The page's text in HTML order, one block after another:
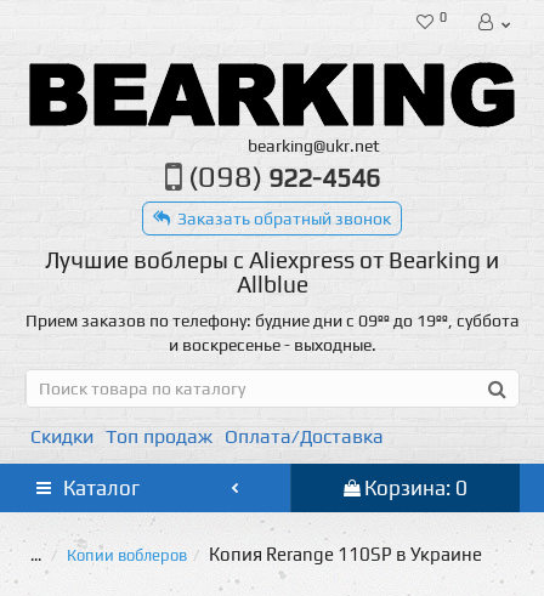
0
bearking@ukr.net
(098) 922-4546
Заказать обратный звонок
Лучшие воблеры с Aliexpress от Bearking и
Allblue
Прием заказов по телефону: будние дни с 09ºº до 19ºº, суббота
и воскресенье - выходные.
Скидки Топ продаж Оплата/Доставка
Каталог Корзина: 0
... Копии воблеров Копия Rerange 110SP в Украине